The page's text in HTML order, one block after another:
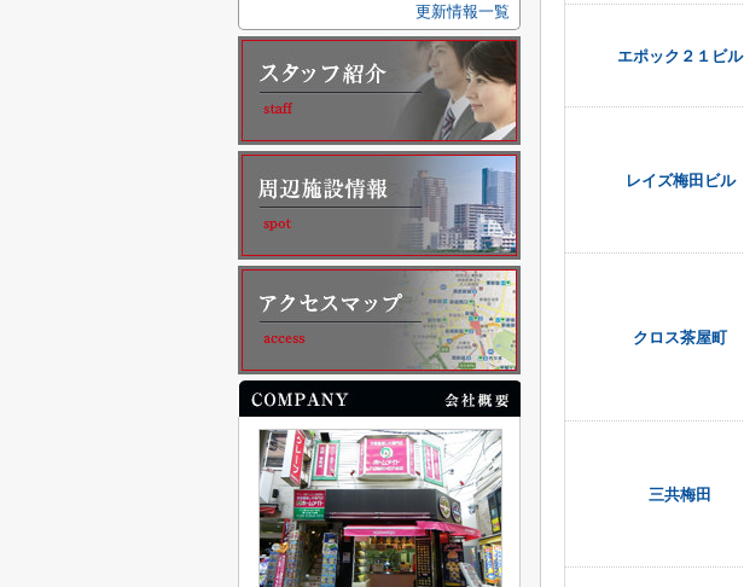
エポック２１ビル
レイズ梅田ビル
クロス茶屋町
三共梅田
更新情報一覧